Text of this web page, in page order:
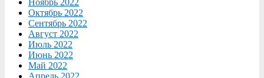
Октябрь 2022
Сентябрь 2022
Август 2022
Июль 2022
Июнь 2022
Май 2022
Апрель 2022